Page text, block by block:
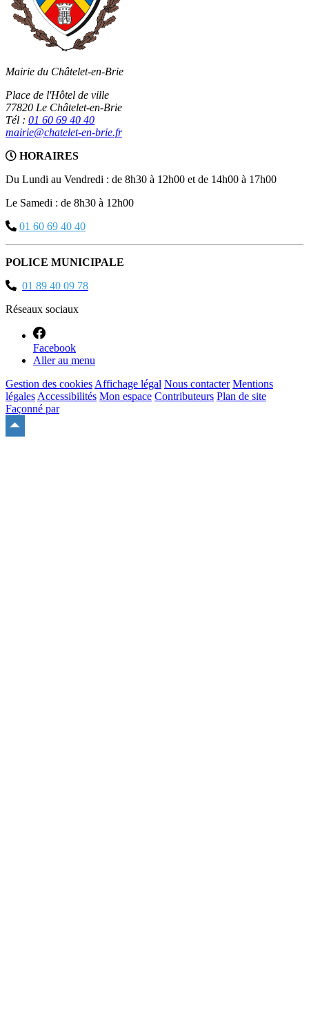
Mairie du Châtelet-en-Brie
Place de l'Hôtel de ville
77820 Le Châtelet-en-Brie
Tél : 01 60 69 40 40
mairie@chatelet-en-brie.fr
HORAIRES
Du Lundi au Vendredi : de 8h30 à 12h00 et de 14h00 à 17h00
Le Samedi : de 8h30 à 12h00
01 60 69 40 40
POLICE MUNICIPALE
01 89 40 09 78
Réseaux sociaux
Facebook
Aller au menu
Gestion des cookies Affichage légal Nous contacter Mentions
légales Accessibilités Mon espace Contributeurs Plan de site
Façonné par